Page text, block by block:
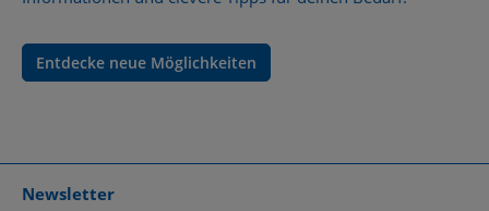
Entdecke neue Möglichkeiten
Newsletter